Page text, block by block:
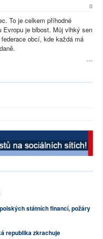
0
To je celkem příhodné
Evropu je blbost. Můj vlhký sen
obcí, kde každá má
státních financí, požáry
republika zkrachuje